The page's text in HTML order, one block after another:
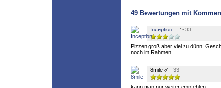
49 Bewertungen mit
Inception_ - 33
Pizzen groß aber viel zu dünn.
noch im Rahmen.
8mile - 33
kann man nur weiter empfehlen